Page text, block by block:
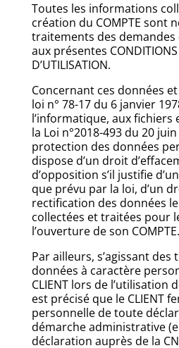
Toutes les informations
création du COMPTE sont
traitements des demandes
aux présentes CONDITIONS
D’UTILISATION.
Concernant ces données
loi n° 78-17 du 6 janvier
l’informatique, aux fichiers
la Loi n°2018-493 du 20
protection des données
dispose d’un droit
d’opposition s’il justifie
que prévu par la loi, d’un
rectification des données
collectées et traitées pour
l’ouverture de son COMPTE.
Par ailleurs, s’agissant
données à caractère
CLIENT lors de l’utilisation
est précisé que le CLIENT
personnelle de toute
démarche administrative
déclaration auprès de la